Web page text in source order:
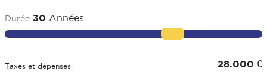
Durée 30 Années
Taxes et dépenses: 28.000 €